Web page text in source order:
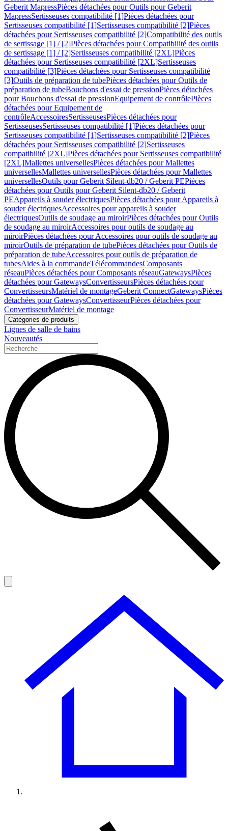
Geberit MapressPièces détachées pour Outils pour Geberit
MapressSertisseuses compatibilité [1]Pièces détachées pour
Sertisseuses compatibilité [1]Sertisseuses compatibilité [2]Pièces
détachées pour Sertisseuses compatibilité [2]Compatibilité des outils
de sertissage [1] / [2]Pièces détachées pour Compatibilité des outils
de sertissage [1] / [2]Sertisseuses compatibilité [2XL]Pièces
détachées pour Sertisseuses compatibilité [2XL]Sertisseuses
compatibilité [3]Pièces détachées pour Sertisseuses compatibilité
[3]Outils de préparation de tubePièces détachées pour Outils de
préparation de tubeBouchons d'essai de pressionPièces détachées
pour Bouchons d'essai de pressionEquipement de contrôlePièces
détachées pour Equipement de
contrôleAccessoiresSertisseusesPièces détachées pour
SertisseusesSertisseuses compatibilité [1]Pièces détachées pour
Sertisseuses compatibilité [1]Sertisseuses compatibilité [2]Pièces
détachées pour Sertisseuses compatibilité [2]Sertisseuses
compatibilité [2XL]Pièces détachées pour Sertisseuses compatibilité
[2XL]Mallettes universellesPièces détachées pour Mallettes
universellesMallettes universellesPièces détachées pour Mallettes
universellesOutils pour Geberit Silent-db20 / Geberit PEPièces
détachées pour Outils pour Geberit Silent-db20 / Geberit
PEAppareils à souder électriquesPièces détachées pour Appareils à
souder électriquesAccessoires pour appareils à souder
électriquesOutils de soudage au miroirPièces détachées pour Outils
de soudage au miroirAccessoires pour outils de soudage au
miroirPièces détachées pour Accessoires pour outils de soudage au
miroirOutils de préparation de tubePièces détachées pour Outils de
préparation de tubeAccessoires pour outils de préparation de
tubesAides à la commandeTélécommandesComposants
réseauPièces détachées pour Composants réseauGatewaysPièces
détachées pour GatewaysConvertisseursPièces détachées pour
ConvertisseursMatériel de montageGeberit ConnectGatewaysPièces
détachées pour GatewaysConvertisseurPièces détachées pour
ConvertisseurMatériel de montage
Catégories de produits
Lignes de salle de bains
Nouveautés